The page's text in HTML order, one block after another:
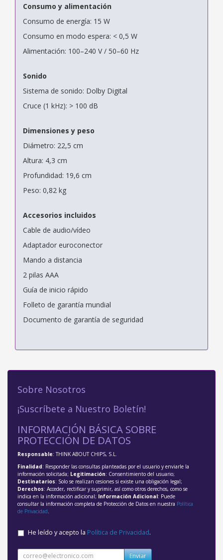
Consumo y alimentación
Consumo de energía: 15 W
Consumo en modo espera: < 0,5 W
Alimentación: 100–240 V / 50–60 Hz
Sonido
Sistema de sonido: Dolby Digital
Cruce (1 kHz): > 100 dB
Dimensiones y peso
Diámetro: 22,5 cm
Altura: 4,3 cm
Profundidad: 19,6 cm
Peso: 0,82 kg
Accesorios incluidos
Cable de audio/vídeo
Adaptador euroconector
Mando a distancia
2 pilas AAA
Guía de inicio rápido
Folleto de garantía mundial
Documento de garantía de seguridad
Sobre Nosotros
¡Suscríbete a Nuestro Boletín!
INFORMACIÓN BÁSICA SOBRE
PROTECCIÓN DE DATOS
Responsable: THINK ABOUT CHIPS, S.L.
Finalidad: Responder las consultas planteadas por el usuario y enviarle la
información solicitada; Legitimación: Consentimiento del usuario;
Destinatarios: Solo se realizan cesiones si existe una obligación legal;
Derechos: Acceder, rectificar y suprimir, así como otros derechos, como se
indica en la información adicional; Información Adicional: Puede
consultar la información completa de Protección de Datos en nuestra Política
de Privacidad
He leído y acepto la Política de Privacidad.
Enviar